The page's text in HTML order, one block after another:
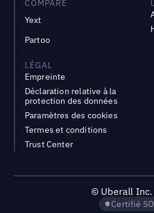
COMPARE
Yext
Partoo
LÉGAL
Empreinte
Déclaration relative à la
protection des données
Paramètres des cookies
Termes et conditions
Trust Center
© Uberall Inc.
Certifié